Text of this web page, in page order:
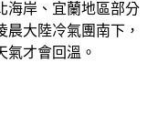
海岸、宜蘭地區部分
晨大陸冷氣團南下，
氣才會回溫。